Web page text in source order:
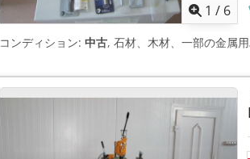
1 / 6
コンディション: 中古, 石材、木材、一部の金属